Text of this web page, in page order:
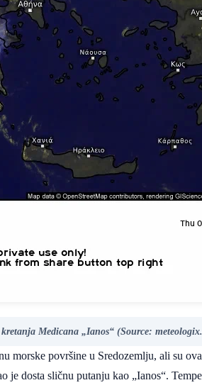
Medicana „Ianos“ (Source:
morske površine u Sredozemlju, ali su
je dosta sličnu putanju kao „Ianos“.